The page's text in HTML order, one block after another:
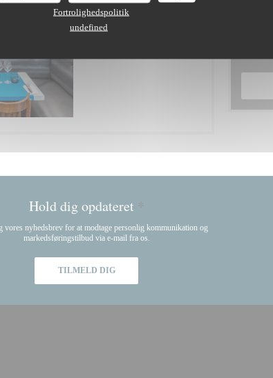
Fortrolighedspolitik
undefined
Hold dig opdateret *
vores nyhedsbrev for at modtage personlig kommunikation og
markedsføringstilbud via e-mail fra os.
TILMELD DIG
((åbner i et nyt vindue))